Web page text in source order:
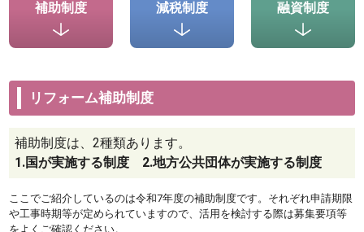
補助制度 減税制度 融資制度
リフォーム補助制度
補助制度は、2種類あります。
1.国が実施する制度 2.地方公共団体が実施する制度
ここでご紹介しているのは令和7年度の補助制度です。それぞれ申請期限
や工事時期等が定められていますので、活用を検討する際は募集要項等
をよくご確認ください。